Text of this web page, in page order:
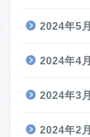
2024年5月
2024年4月
2024年3月
2024年2月